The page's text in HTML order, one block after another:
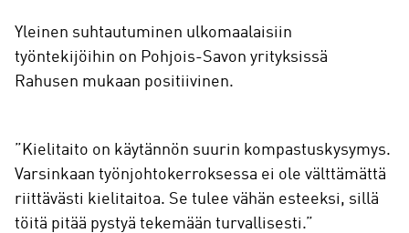
Yleinen suhtautuminen ulkomaalaisiin
työntekijöihin on Pohjois-Savon yrityksissä
Rahusen mukaan positiivinen.
”Kielitaito on käytännön suurin kompastuskysymys.
Varsinkaan työnjohtokerroksessa ei ole välttämättä
riittävästi kielitaitoa. Se tulee vähän esteeksi, sillä
töitä pitää pystyä tekemään turvallisesti.”